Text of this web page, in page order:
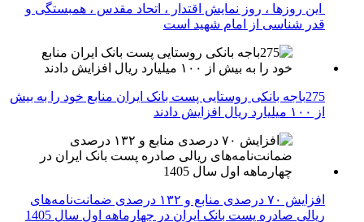
این روزها ، روز نمایش اقتدار ، اتحاد مقدس ، همبستگی و
قدر شناسی از امام شهید است
275باجه بانکی روستایی پست بانک ایران منابع خود را به بیش
از ۱۰۰ میلیارد ریال افزایش دادند
افزایش ۷۰ درصدی منابع و ۱۳۲ درصدی ضمانت‌نامه‌های
ریالی صادره پست بانک ایران در چهارماهه اول سال 1405